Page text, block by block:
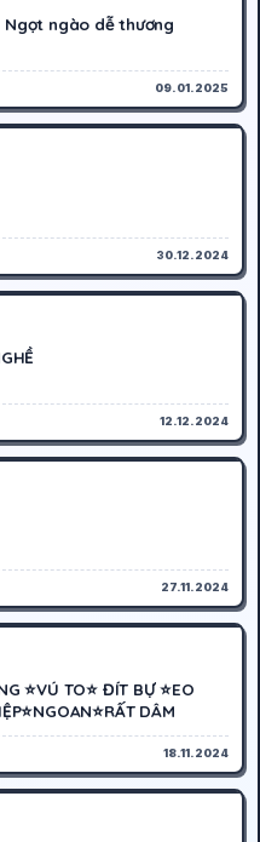
ngào dễ thương
09.01.2025
30.12.2024
12.12.2024
27.11.2024
⭐VÚ TO⭐ ĐÍT BỰ ⭐EO
DÂM
18.11.2024